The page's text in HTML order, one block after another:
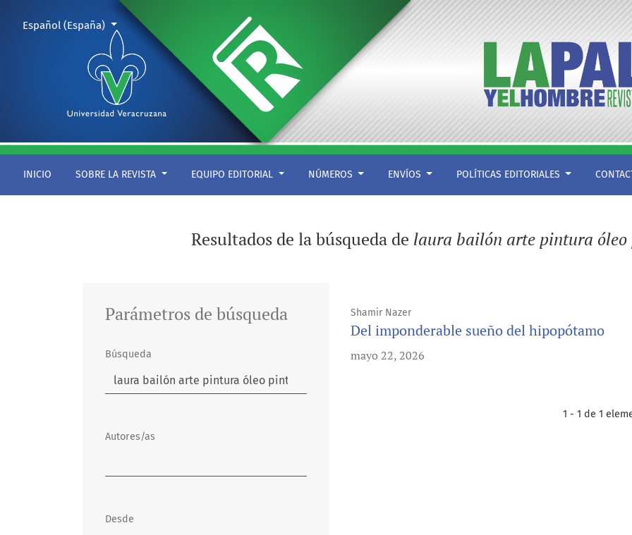
INICIO SOBRE LA REVISTA EQUIPO EDITORIAL NÚMEROS ENVÍOS POLÍTICAS EDITORIALES
Cambiar el idioma. El actual es:
Español (España)
Resultados de la búsqueda de laura bailón arte pintura óleo
Shamir Nazer
Del imponderable sueño del hipopótamo
mayo 22, 2026
1 - 1 de 1
Parámetros de búsqueda
Búsqueda
Autores/as
Desde